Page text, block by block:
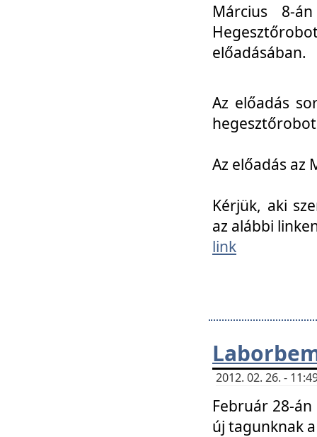
Március 8-
előadásában.
Az előadás
Az előadás az
Kérjük, aki
az alábbi
link
2012. 02. 26. -
Február 28-
új tagunknak